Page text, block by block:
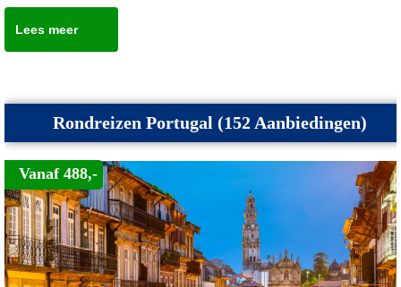
Lees meer
Rondreizen Portugal (152 Aanbiedingen)
Vanaf 488,-